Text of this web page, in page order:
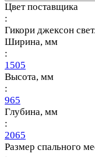
Цвет поставщика
:
Гикори джексон
Ширина, мм
:
1505
Высота, мм
:
965
Глубина, мм
:
2065
Размер спального